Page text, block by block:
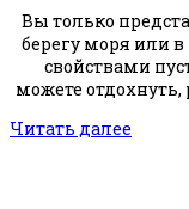
Вы только
берегу моря или
свойствами
можете отдохнуть,
Читать далее